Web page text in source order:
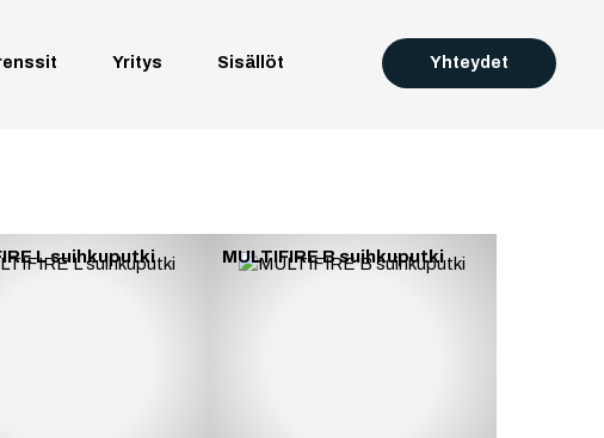
Yritys Sisällöt Yhteydet
L suihkuputki MULTIFIRE B suihkuputki